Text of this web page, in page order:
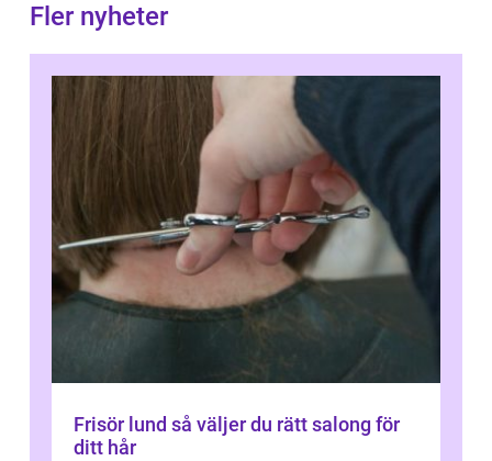
Fler nyheter
Frisör lund så väljer du rätt salong för
ditt hår